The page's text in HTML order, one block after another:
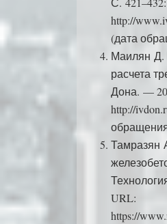
http://
(дата
Маилян Д.
расчета
Дона. —
http://
Тамразян
URL:
https://